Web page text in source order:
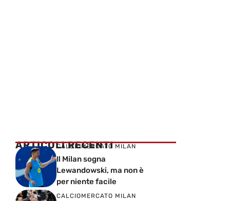
ARTICOLI RECENTI
CALCIOMERCATO MILAN
Il Milan sogna
Lewandowski, ma non è
per niente facile
CALCIOMERCATO MILAN